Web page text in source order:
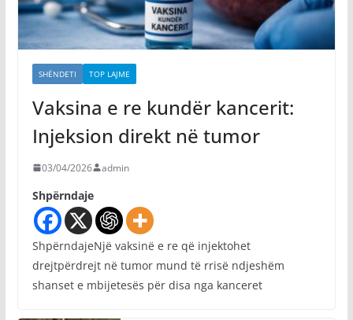
SHËNDETI TOP LAJME
Vaksina e re kundër kancerit:
Injeksion direkt në tumor
03/04/2026 admin
Shpërndaje
ShpërndajeNjë vaksinë e re që injektohet
drejtpërdrejt në tumor mund të rrisë ndjeshëm
shanset e mbijetesës për disa nga kanceret